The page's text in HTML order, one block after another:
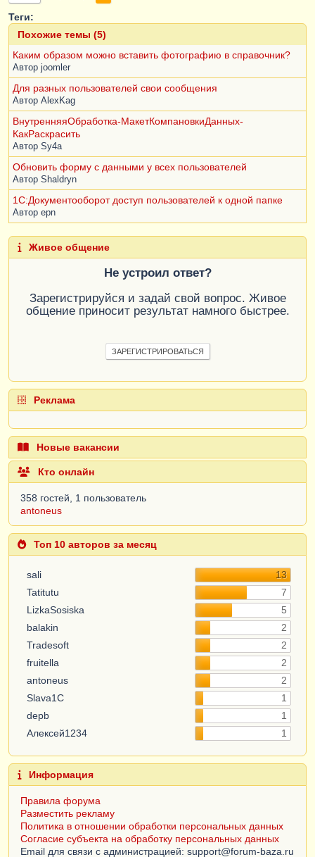
Теги:
Похожие темы (5)
Каким образом можно вставить фотографию в справочник?
Автор joomler
Для разных пользователей свои сообщения
Автор AlexKag
ВнутренняяОбработка-МакетКомпановкиДанных-
КакРаскрасить
Автор Sy4a
Обновить форму с данными у всех пользователей
Автор Shaldryn
1C:Документооборот доступ пользователей к одной папке
Автор epn
Живое общение
Не устроил ответ?
Зарегистрируйся и задай свой вопрос. Живое
общение приносит результат намного быстрее.
ЗАРЕГИСТРИРОВАТЬСЯ
Реклама
Новые вакансии
Кто онлайн
358 гостей, 1 пользователь
antoneus
Топ 10 авторов за месяц
sali
13
Tatitutu
7
LizkaSosiska
5
balakin
2
Tradesoft
2
fruitella
2
antoneus
2
Slava1C
1
depb
1
Алексей1234
1
Информация
Правила форума
Разместить рекламу
Политика в отношении обработки персональных данных
Согласие субъекта на обработку персональных данных
Email для связи с администрацией: